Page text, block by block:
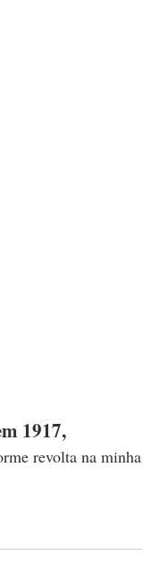
1917,
revolta na minha